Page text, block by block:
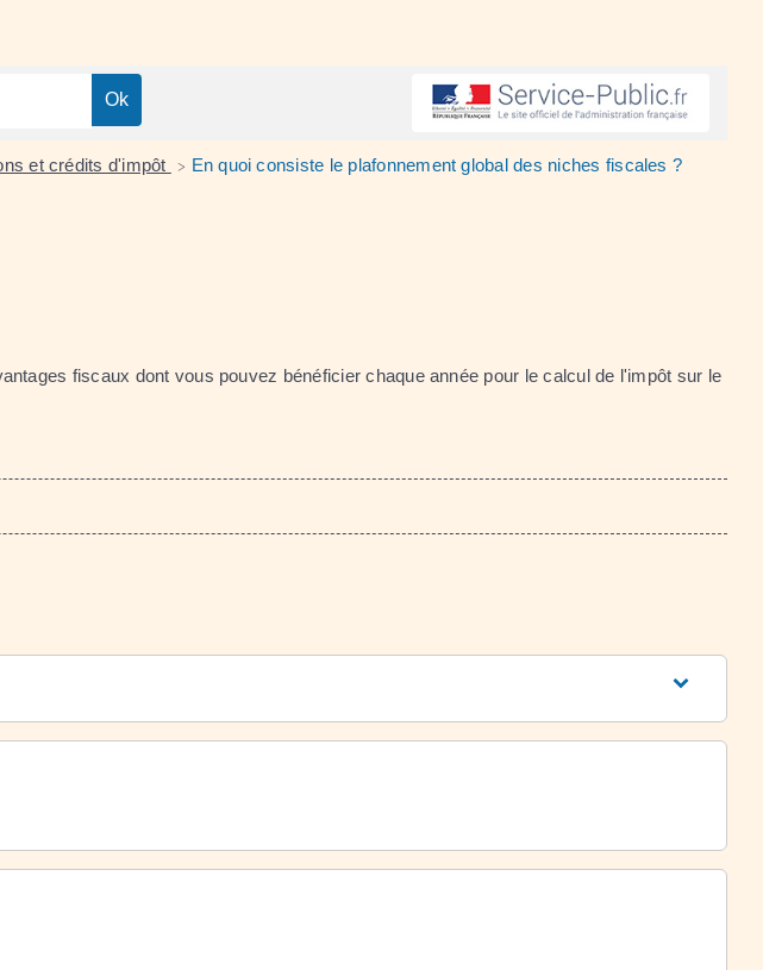
et crédits d'impôt > En quoi consiste le plafonnement global des niches fiscales ?
fiscaux dont vous pouvez bénéficier chaque année pour le calcul de l'impôt sur le